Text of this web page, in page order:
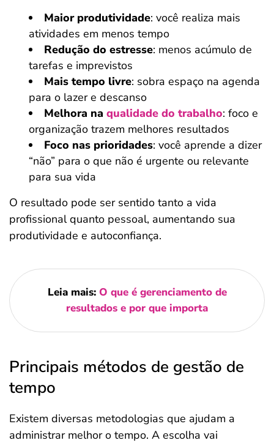
Maior produtividade: você realiza mais
atividades em menos tempo
Redução do estresse: menos acúmulo de
tarefas e imprevistos
Mais tempo livre: sobra espaço na agenda
para o lazer e descanso
Melhora na qualidade do trabalho: foco e
organização trazem melhores resultados
Foco nas prioridades: você aprende a dizer
“não” para o que não é urgente ou relevante
para sua vida
O resultado pode ser sentido tanto a vida
profissional quanto pessoal, aumentando sua
produtividade e autoconfiança.
Leia mais: O que é gerenciamento de
resultados e por que importa
Principais métodos de gestão de
tempo
Existem diversas metodologias que ajudam a
administrar melhor o tempo. A escolha vai